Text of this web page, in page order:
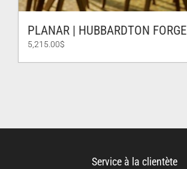
PLANAR | HUBBARDTON FORGE
5,215.00$
Service à la clientète